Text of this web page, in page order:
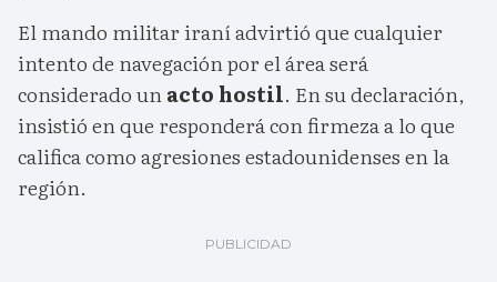
El mando militar iraní advirtió que cualquier
intento de navegación por el área será
considerado unacto hostil. En su declaración,
insistió en que responderá con firmeza a lo que
califica como agresiones estadounidenses en la
región.